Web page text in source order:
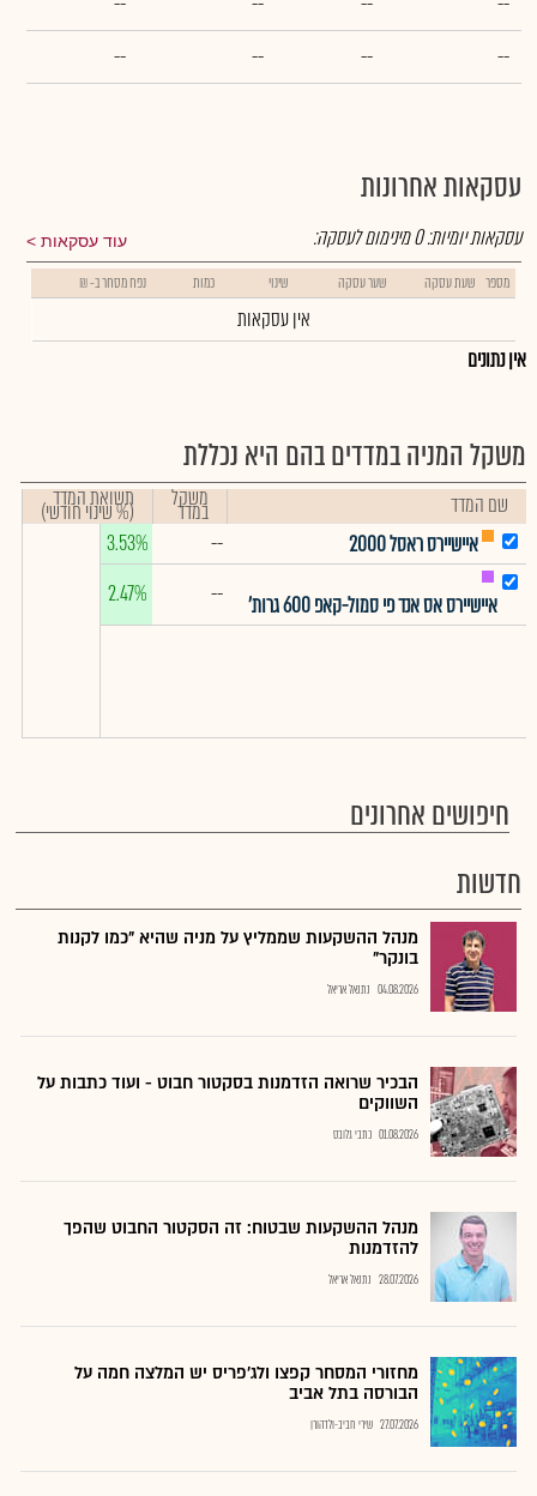
--
--
--
--
עסקאות אחרונות
עוד עסקאות עסקאות יומיות:0מינימום לעסקה:
מספר שעת עסקה שער עסקה שינוי כמות נפח מסחר ב- ₪
אין עסקאות
אין נתונים
משקל המניה במדדים בהם היא נכללת
שם המדד משקל
במדד תשואת המדד
(% שינוי חודשי)
איישיירס ראסל 2000
--
3.53%
איישיירס אס אנד פי סמול-קאפ 600 גרות' --
2.47%
חיפושים אחרונים
חדשות
מנהל ההשקעות שממליץ על מניה שהיא "כמו לקנות
בונקר"
04.08.2026 נתנאל אריאל
הבכיר שרואה הזדמנות בסקטור חבוט - ועוד כתבות על
השווקים
01.08.2026 כתבי גלובס
מנהל ההשקעות שבטוח: זה הסקטור החבוט שהפך
להזדמנות
28.07.2026 נתנאל אריאל
מחזורי המסחר קפצו ולג'פריס יש המלצה חמה על
הבורסה בתל אביב
27.07.2026 שירי חביב-ולדהורן